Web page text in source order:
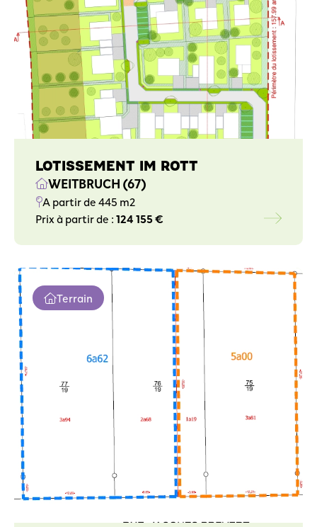
LOTISSEMENT IM ROTT
WEITBRUCH (67)
A partir de 445 m2
Prix à partir de :124 155 €
Terrain